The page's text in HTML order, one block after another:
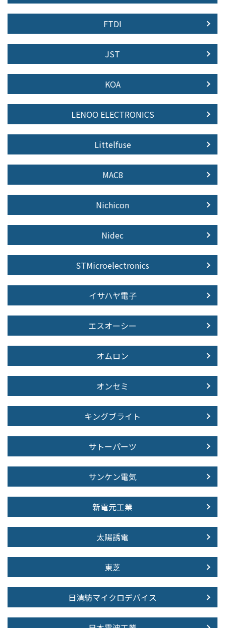
FTDI
JST
KOA
LENOO ELECTRONICS
Littelfuse
MAC8
Nichicon
Nidec
STMicroelectronics
イサハヤ電子
エスオーシー
オムロン
オンセミ
キングブライト
サトーパーツ
サンケン電気
新電元工業
太陽誘電
東芝
日清紡マイクロデバイス